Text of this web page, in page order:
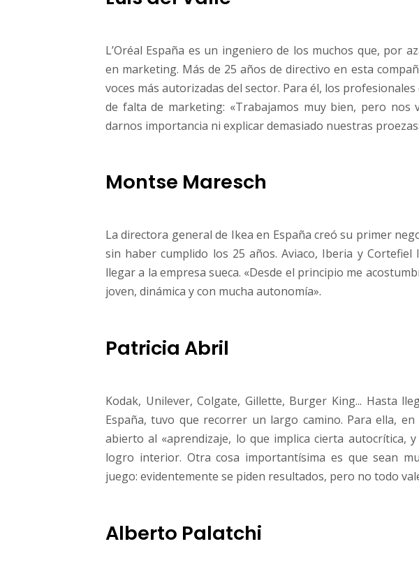
L’Oréal España es un ingeniero de los muchos que, por
en marketing. Más de 25 años de directivo en esta
voces más autorizadas del sector. Para él, los
de falta de marketing: «Trabajamos muy bien, pero nos
darnos importancia ni explicar demasiado nuestras
Montse Maresch
La directora general de Ikea en España creó su primer
sin haber cumplido los 25 años. Aviaco, Iberia y
llegar a la empresa sueca. «Desde el principio me
joven, dinámica y con mucha autonomía».
Patricia Abril
Kodak, Unilever, Colgate, Gillette, Burger King... Hasta
España, tuvo que recorrer un largo camino. Para ella,
abierto al «aprendizaje, lo que implica cierta autocrítica,
logro interior. Otra cosa importantísima es que sean
juego: evidentemente se piden resultados, pero no todo
Alberto Palatchi